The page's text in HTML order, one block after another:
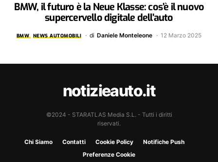
BMW, il futuro è la Neue Klasse: cos’è il nuovo
supercervello digitale dell’auto
BMW NEWS AUTOMOBILI di Daniele Monteleone 12 Marzo 2025
notizieauto.it
©2024 - STARATLAS Media S.L. - Tutti i diritti
riservati.
Chi Siamo Contatti Cookie Policy
Notifiche Push
Preferenze Cookie